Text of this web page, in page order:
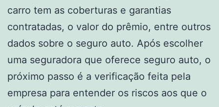
carro tem as coberturas e garantias
contratadas, o valor do prêmio, entre outros
dados sobre o seguro auto. Após escolher
uma seguradora que oferece seguro auto, o
próximo passo é a verificação feita pela
empresa para entender os riscos aos que o